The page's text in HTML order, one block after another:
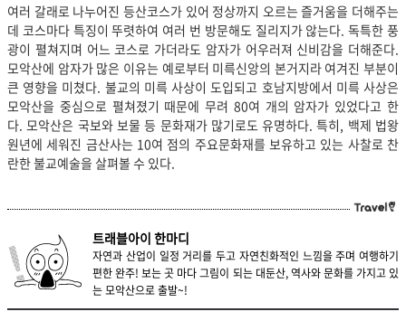
여러 갈래로 나누어진 등산코스가 있어 정상까지 오르는 즐거움을 더해주는
데 코스마다 특징이 뚜렷하여 여러 번 방문해도 질리지가 않는다. 독특한 풍
광이 펼쳐지며 어느 코스로 가더라도 암자가 어우러져 신비감을 더해준다.
모악산에 암자가 많은 이유는 예로부터 미륵신앙의 본거지라 여겨진 부분이
큰 영향을 미쳤다. 불교의 미륵 사상이 도입되고 호남지방에서 미륵 사상은
모악산을 중심으로 펼쳐졌기 때문에 무려 80여 개의 암자가 있었다고 한
다. 모악산은 국보와 보물 등 문화재가 많기로도 유명하다. 특히, 백제 법왕
원년에 세워진 금산사는 10여 점의 주요문화재를 보유하고 있는 사찰로 찬
란한 불교예술을 살펴볼 수 있다.
트래블아이 한마디
자연과 산업이 일정 거리를 두고 자연친화적인 느낌을 주며 여행하기
편한 완주! 보는 곳 마다 그림이 되는 대둔산, 역사와 문화를 가지고 있
는 모악산으로 출발~!